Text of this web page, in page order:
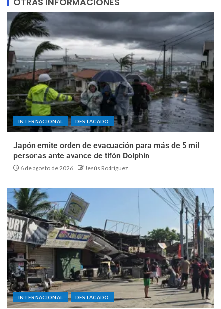
INTERNACIONAL DESTACADO
Japón emite orden de evacuación para más de 5 mil
personas ante avance de tifón Dolphin
6 de agosto de 2026 Jesús Rodríguez
INTERNACIONAL DESTACADO